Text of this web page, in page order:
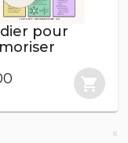
pour
shopping_cart